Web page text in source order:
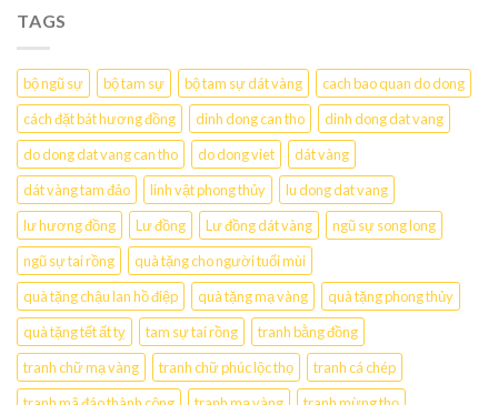
TAGS
bộ ngũ sự bộ tam sự bộ tam sự dát vàng
cach bao quan do dong
cách đặt bát hương đồng
dinh dong can tho
dinh dong dat vang
do dong dat vang can tho
do dong viet
dát vàng
dát vàng tam đảo
linh vật phong thủy
lu dong dat vang
lư hương đồng
Lư đồng Lư đồng dát vàng
ngũ sự song long
ngũ sự tai rồng
quà tặng cho người tuổi mùi
quà tặng chậu lan hồ điệp
quà tặng mạ vàng
quà tặng phong thủy
quà tặng tết ất tỵ
tam sự tai rồng
tranh bằng đồng
tranh chữ mạ vàng
tranh chữ phúc lộc thọ
tranh cá chép